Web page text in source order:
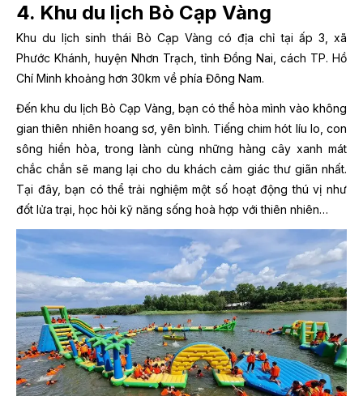
4. Khu du lịch Bò Cạp Vàng
Khu du lịch sinh thái Bò Cạp Vàng có địa chỉ tại ấp 3, xã
Phước Khánh, huyện Nhơn Trạch, tỉnh Đồng Nai, cách TP. Hồ
Chí Minh khoảng hơn 30km về phía Đông Nam.
Đến khu du lịch Bò Cạp Vàng, bạn có thể hòa mình vào không
gian thiên nhiên hoang sơ, yên bình. Tiếng chim hót líu lo, con
sông hiền hòa, trong lành cùng những hàng cây xanh mát
chắc chắn sẽ mang lại cho du khách cảm giác thư giãn nhất.
Tại đây, bạn có thể trải nghiệm một số hoạt động thú vị như
đốt lửa trại, học hỏi kỹ năng sống hoà hợp với thiên nhiên…